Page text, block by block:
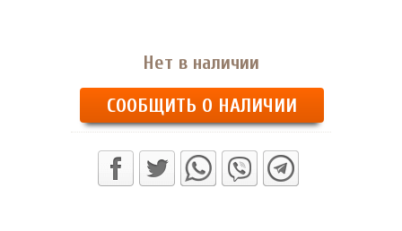
Нет в наличии
СООБЩИТЬ О НАЛИЧИИ